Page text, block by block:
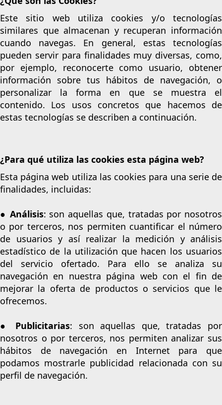
Este sitio web utiliza cookies y/o tecnologías
similares que almacenan y recuperan información
cuando navegas. En general, estas tecnologías
pueden servir para finalidades muy diversas, como,
por ejemplo, reconocerte como usuario, obtener
información sobre tus hábitos de navegación, o
personalizar la forma en que se muestra el
contenido. Los usos concretos que hacemos de
estas tecnologías se describen a continuación.
¿Para qué utiliza las cookies esta página web?
Esta página web utiliza las cookies para una serie de
finalidades, incluidas:
● Análisis: son aquellas que, tratadas por nosotros
o por terceros, nos permiten cuantificar el número
de usuarios y así realizar la medición y análisis
estadístico de la utilización que hacen los usuarios
del servicio ofertado. Para ello se analiza su
navegación en nuestra página web con el fin de
mejorar la oferta de productos o servicios que le
ofrecemos.
● Publicitarias: son aquellas que, tratadas por
nosotros o por terceros, nos permiten analizar sus
hábitos de navegación en Internet para que
podamos mostrarle publicidad relacionada con su
perfil de navegación.